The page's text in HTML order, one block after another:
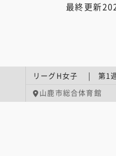
最終更新
リーグH女子 | 第1
山鹿市総合体育館